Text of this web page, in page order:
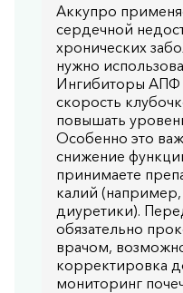
Аккупро
сердечной
хронических
нужно
Ингибиторы АПФ
скорость
повышать
Особенно это
снижение
принимаете
калий
диуретики).
обязательно
врачом,
корректировка
мониторинг